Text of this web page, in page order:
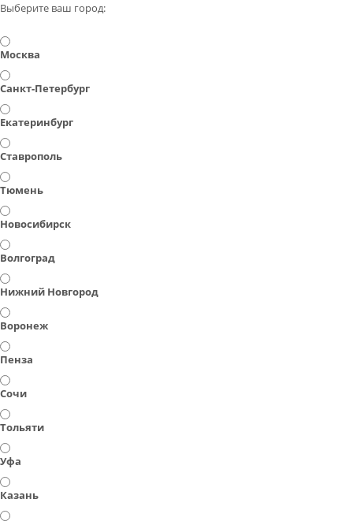
Выберите ваш город:
Москва
Санкт-Петербург
Екатеринбург
Ставрополь
Тюмень
Новосибирск
Волгоград
Нижний Новгород
Воронеж
Пенза
Сочи
Тольяти
Уфа
Казань